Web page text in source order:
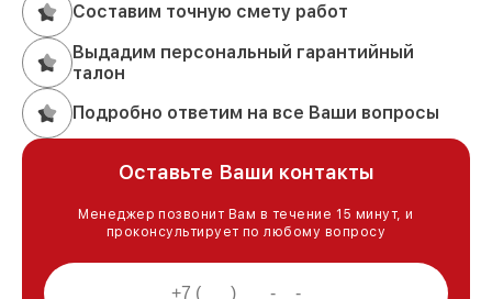
Составим точную смету работ
Выдадим персональный гарантийный
талон
Подробно ответим на все Ваши вопросы
Оставьте Ваши контакты
Менеджер позвонит Вам в течение 15 минут, и
проконсультирует по любому вопросу